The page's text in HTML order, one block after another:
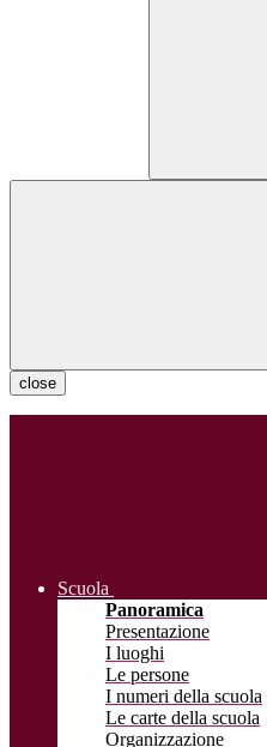
close
Scuola
Panoramica
Presentazione
I luoghi
Le persone
I numeri della scuola
Le carte della scuola
Organizzazione